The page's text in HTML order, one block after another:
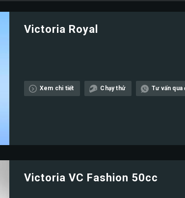
Victoria Royal
Xem chi tiết Chạy thử Tư vấn qua
Victoria VC Fashion 50cc